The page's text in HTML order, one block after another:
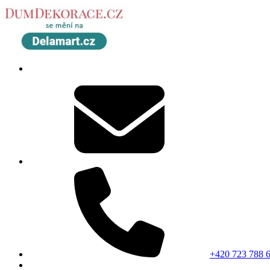
+420 723 788